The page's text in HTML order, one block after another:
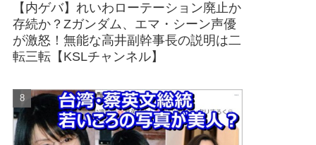
【内ゲバ】れいわローテーション廃止か
存続か？Zガンダム、エマ・シーン声優
が激怒！無能な高井副幹事長の説明は二
転三転【KSLチャンネル】